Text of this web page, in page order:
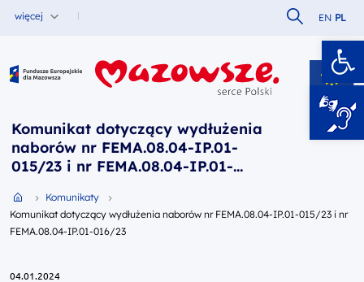
więcej Szukaj w
EN PL
Fundusze Europejskie dla Mazowsza
Komunikat dotyczący wydłużenia
naborów nr FEMA.08.04-IP.01-
015/23 i nr FEMA.08.04-IP.01-
Przejdź do strony głównej portalu
Komunikaty
Komunikat dotyczący wydłużenia naborów nr FEMA.08.04-IP.01-015/23 i nr
FEMA.08.04-IP.01-016/23
04.01.2024